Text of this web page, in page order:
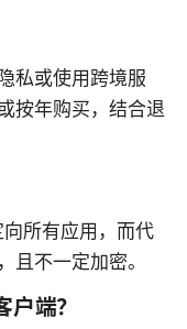
私或使用跨境服
按年购买，结合退
所有应用，而代
且不一定加密。
端？